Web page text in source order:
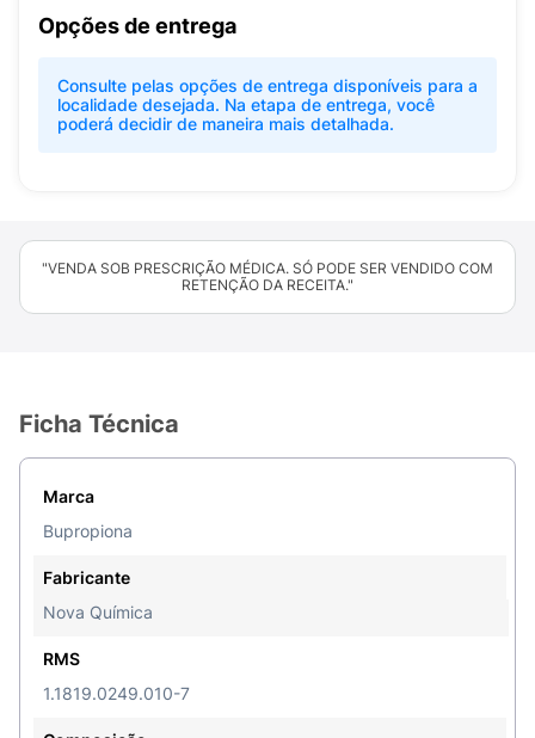
Opções de entrega
Consulte pelas opções de entrega disponíveis para a
localidade desejada. Na etapa de entrega, você
poderá decidir de maneira mais detalhada.
"VENDA SOB PRESCRIÇÃO MÉDICA. SÓ PODE SER VENDIDO COM
RETENÇÃO DA RECEITA."
Ficha Técnica
Marca
Bupropiona
Fabricante
Nova Química
RMS
1.1819.0249.010-7